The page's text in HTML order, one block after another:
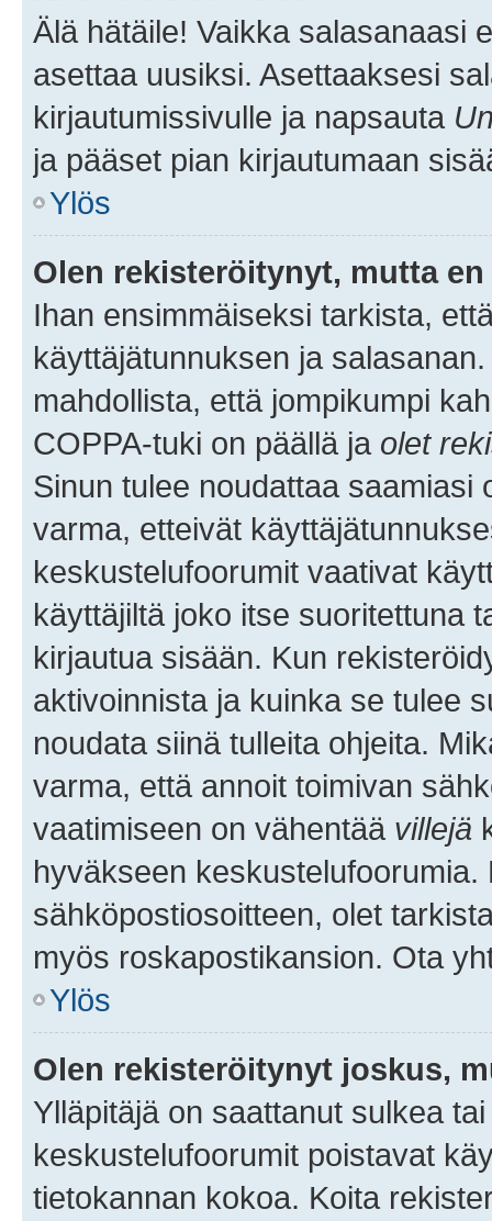
Älä hätäile! Vaikka salasanaasi
asettaa uusiksi. Asettaaksesi
kirjautumissivulle ja napsauta
ja pääset pian kirjautumaan
Ylös
Olen rekisteröitynyt, mutta
Ihan ensimmäiseksi tarkista,
käyttäjätunnuksen ja
mahdollista, että jompikumpi
COPPA-tuki on päällä ja olet
Sinun tulee noudattaa saamiasi
varma, etteivät
keskustelufoorumit vaativat
käyttäjiltä joko itse suoritettuna
kirjautua sisään. Kun
aktivoinnista ja kuinka se tulee
noudata siinä tulleita ohjeita.
varma, että annoit toimivan
vaatimiseen on vähentää villejä
hyväkseen
sähköpostiosoitteen, olet
myös roskapostikansion. Ota
Ylös
Olen rekisteröitynyt joskus,
Ylläpitäjä on saattanut sulkea
keskustelufoorumit poistavat
tietokannan kokoa. Koita